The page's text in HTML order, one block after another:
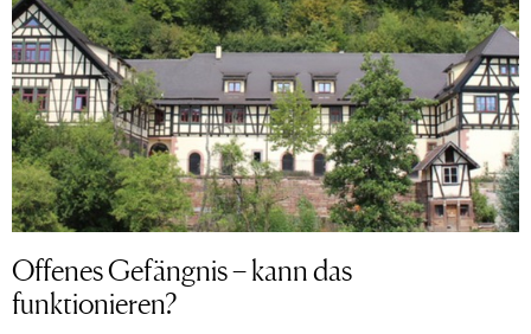
Offenes Gefängnis – kann das
funktionieren?